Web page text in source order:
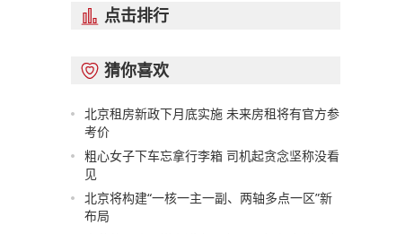
 点击排行
 猜你喜欢
北京租房新政下月底实施 未来房租将有官方参
考价
粗心女子下车忘拿行李箱 司机起贪念坚称没看
见
北京将构建“一核一主一副、两轴多点一区”新
布局